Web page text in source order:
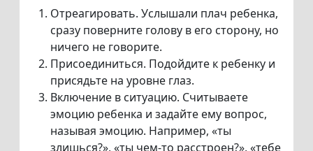
Отреагировать. Услышали плач ребенка,
сразу поверните голову в его сторону, но
ничего не говорите.
Присоединиться. Подойдите к ребенку и
присядьте на уровне глаз.
Включение в ситуацию. Считываете
эмоцию ребенка и задайте ему вопрос,
называя эмоцию. Например, «ты
злишься?», «ты чем-то расстроен?», «тебе